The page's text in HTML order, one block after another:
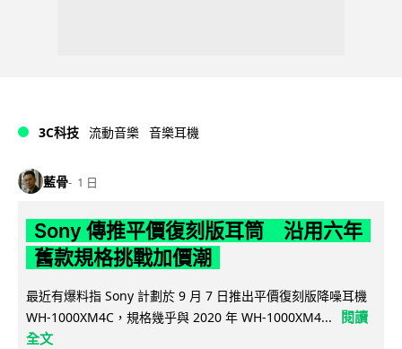
3C科技 流動音樂 音樂耳機
藍骨 1 日
Sony 傳推平價復刻版耳筒 沿用六年
舊款規格挑戰加價潮
最近有爆料指 Sony 計劃於 9 月 7 日推出平價復刻版降噪耳機
WH-1000XM4C，規格幾乎與 2020 年 WH-1000XM4...
閱讀
全文